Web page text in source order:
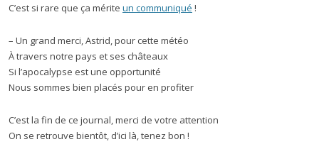
C’est si rare que ça mérite un communiqué !
– Un grand merci, Astrid, pour cette météo
À travers notre pays et ses châteaux
Si l’apocalypse est une opportunité
Nous sommes bien placés pour en profiter
C’est la fin de ce journal, merci de votre attention
On se retrouve bientôt, d’ici là, tenez bon !